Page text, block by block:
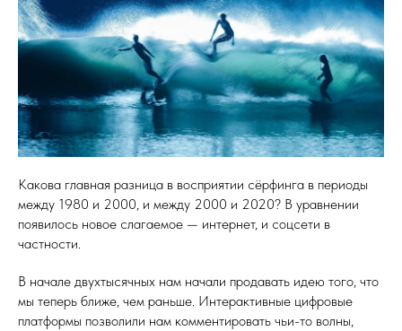
Какова главная разница в восприятии сёрфинга в периоды
между 1980 и 2000, и между 2000 и 2020? В уравнении
появилось новое слагаемое — интернет, и соцсети в
частности.
В начале двухтысячных нам начали продавать идею того, что
мы теперь ближе, чем раньше. Интерактивные цифровые
платформы позволили нам комментировать чьи-то волны,